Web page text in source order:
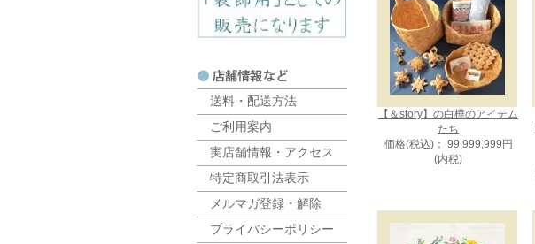
【＆story】の白樺のアイテム
たち
価格(税込)： 99,999,999円
(内税)
送料・配送方法
ご利用案内
実店舗情報・アクセス
特定商取引法表示
メルマガ登録・解除
プライバシーポリシー